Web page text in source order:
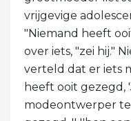
vrijgevige
"Niemand heeft
over iets, "zei hij."
verteld dat er iets
heeft ooit gezegd,
modeontwerper